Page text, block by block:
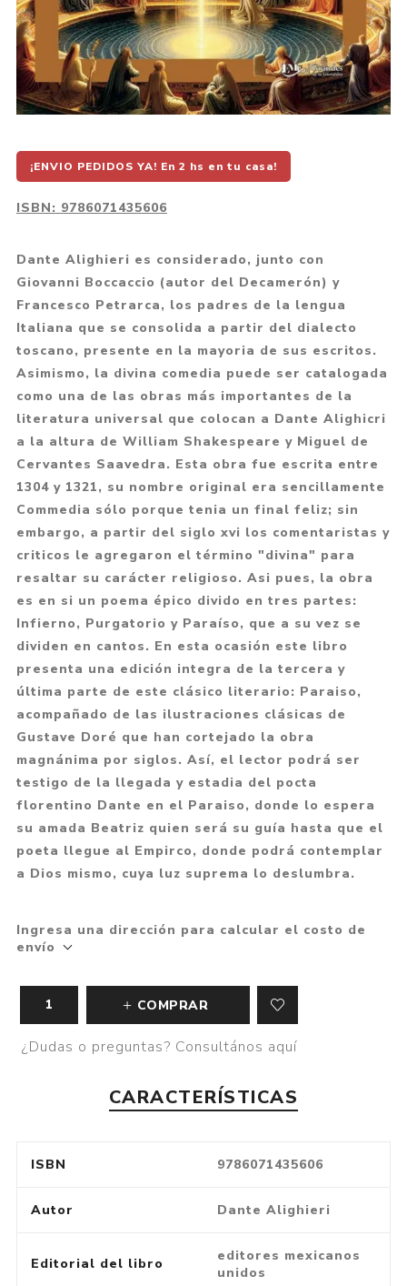
¡ENVIO PEDIDOS YA! En 2 hs en tu casa!
ISBN: 9786071435606
Dante Alighieri es considerado, junto con
Giovanni Boccaccio (autor del Decamerón) y
Francesco Petrarca, los padres de la lengua
Italiana que se consolida a partir del dialecto
toscano, presente en la mayoria de sus escritos.
Asimismo, la divina comedia puede ser catalogada
como una de las obras más importantes de la
literatura universal que colocan a Dante Alighicri
a la altura de William Shakespeare y Miguel de
Cervantes Saavedra. Esta obra fue escrita entre
1304 y 1321, su nombre original era sencillamente
Commedia sólo porque tenia un final feliz; sin
embargo, a partir del siglo xvi los comentaristas y
criticos le agregaron el término "divina" para
resaltar su carácter religioso. Asi pues, la obra
es en si un poema épico divido en tres partes:
Infierno, Purgatorio y Paraíso, que a su vez se
dividen en cantos. En esta ocasión este libro
presenta una edición integra de la tercera y
última parte de este clásico literario: Paraiso,
acompañado de las ilustraciones clásicas de
Gustave Doré que han cortejado la obra
magnánima por siglos. Así, el lector podrá ser
testigo de la llegada y estadia del pocta
florentino Dante en el Paraiso, donde lo espera
su amada Beatriz quien será su guía hasta que el
poeta llegue al Empirco, donde podrá contemplar
a Dios mismo, cuya luz suprema lo deslumbra.
Ingresa una dirección para calcular el costo de
envío
COMPRAR
¿Dudas o preguntas? Consultános aquí
CARACTERÍSTICAS
ISBN 9786071435606
Autor Dante Alighieri
Editorial del libro
editores mexicanos
unidos